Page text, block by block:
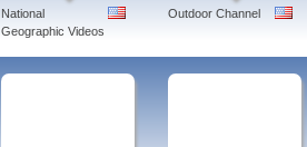
National
Geographic Videos
Outdoor Channel